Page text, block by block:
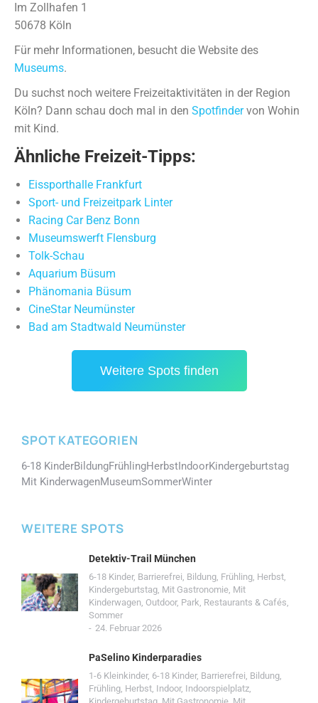
Im Zollhafen 1
50678 Köln
Für mehr Informationen, besucht die Website des
Museums.
Du suchst noch weitere Freizeitaktivitäten in der Region
Köln? Dann schau doch mal in den Spotfindervon Wohin
mit Kind.
Ähnliche Freizeit-Tipps:
Eissporthalle Frankfurt
Sport- und Freizeitpark Linter
Racing Car Benz Bonn
Museumswerft Flensburg
Tolk-Schau
Aquarium Büsum
Phänomania Büsum
CineStar Neumünster
Bad am Stadtwald Neumünster
Weitere Spots finden
SPOT KATEGORIEN
6-18 KinderBildungFrühlingHerbstIndoorKindergeburtstag
Mit KinderwagenMuseumSommerWinter
WEITERE SPOTS
Detektiv-Trail München
6-18 Kinder, Barrierefrei, Bildung, Frühling, Herbst,
Kindergeburtstag, Mit Gastronomie, Mit
Kinderwagen, Outdoor, Park, Restaurants & Cafés,
Sommer
24. Februar 2026
PaSelino Kinderparadies
1-6 Kleinkinder, 6-18 Kinder, Barrierefrei, Bildung,
Frühling, Herbst, Indoor, Indoorspielplatz,